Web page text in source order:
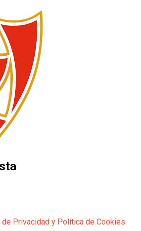
Privacidad y Política de Cookies